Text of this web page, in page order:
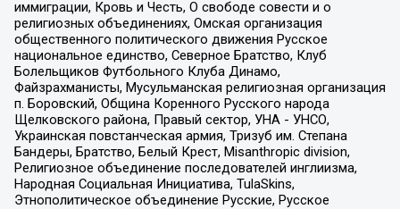
иммиграции, Кровь и Честь, О свободе совести и о
религиозных объединениях, Омская организация
общественного политического движения Русское
национальное единство, Северное Братство, Клуб
Болельщиков Футбольного Клуба Динамо,
Файзрахманисты, Мусульманская религиозная организация
п. Боровский, Община Коренного Русского народа
Щелковского района, Правый сектор, УНА - УНСО,
Украинская повстанческая армия, Тризуб им. Степана
Бандеры, Братство, Белый Крест, Misanthropic division,
Религиозное объединение последователей инглиизма,
Народная Социальная Инициатива, TulaSkins,
Этнополитическое объединение Русские, Русское